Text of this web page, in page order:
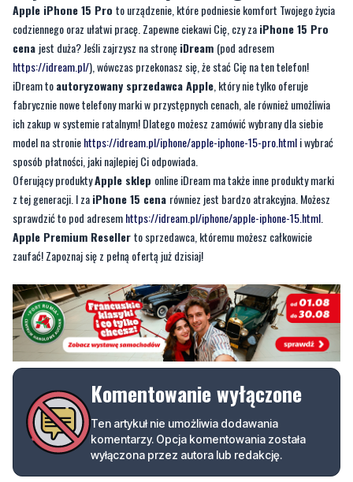
https://idream.pl/), wówczas przekonasz się, że stać Cię na ten telefon!
iDream toautoryzowany sprzedawca Apple, który nie tylko oferuje
fabrycznie nowe telefony marki w przystępnych cenach, ale również umożliwia
ich zakup w systemie ratalnym! Dlatego możesz zamówić wybrany dla siebie
model na stroniehttps://idream.pl/iphone/apple-iphone-15-pro.htmli wybrać
sposób płatności, jaki najlepiej Ci odpowiada.
Oferujący produktyApple skleponline iDream ma także inne produkty marki
z tej generacji. I zaiPhone 15 cenarówniez jest bardzo atrakcyjna. Możesz
sprawdzić to pod adresemhttps://idream.pl/iphone/apple-iphone-15.html
Apple Premium Resellerto sprzedawca, któremu możesz całkowicie
zaufać! Zapoznaj się z pełną ofertą już dzisiaj!
Komentowanie wyłączone
Ten artykuł nie umożliwia dodawania
wyłączona przez autora lub redakcję.
Podziel się tym artkułem z innymi: